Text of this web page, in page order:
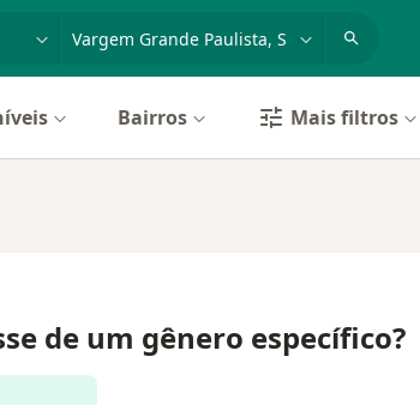
nome
Bairros Mais filtros
de um gênero específico?